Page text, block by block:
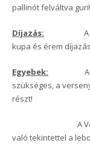
pallinót felváltva
Díjazás: A 3
kupa és érem
Egyebek: A
szükséges, a
részt!
A
való tekintettel a